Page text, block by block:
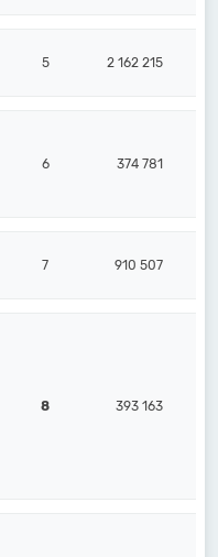
5 2 162 215
6 374 781
7 910 507
8 393 163